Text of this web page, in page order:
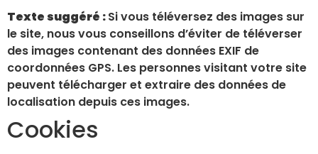
Texte suggéré :Si vous téléversez des images sur
le site, nous vous conseillons d’éviter de téléverser
des images contenant des données EXIF de
coordonnées GPS. Les personnes visitant votre site
peuvent télécharger et extraire des données de
localisation depuis ces images.
Cookies